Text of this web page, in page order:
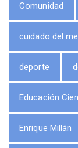
Comunidad
cuidado del
deporte
Educación
Enrique Millán